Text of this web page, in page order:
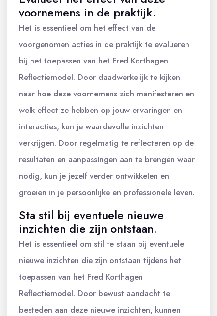
voornemens in de praktijk.
Het is essentieel om het effect van de
voorgenomen acties in de praktijk te evalueren
bij het toepassen van het Fred Korthagen
Reflectiemodel. Door daadwerkelijk te kijken
naar hoe deze voornemens zich manifesteren en
welk effect ze hebben op jouw ervaringen en
interacties, kun je waardevolle inzichten
verkrijgen. Door regelmatig te reflecteren op de
resultaten en aanpassingen aan te brengen waar
nodig, kun je jezelf verder ontwikkelen en
groeien in je persoonlijke en professionele leven.
Sta stil bij eventuele nieuwe
inzichten die zijn ontstaan.
Het is essentieel om stil te staan bij eventuele
nieuwe inzichten die zijn ontstaan tijdens het
toepassen van het Fred Korthagen
Reflectiemodel. Door bewust aandacht te
besteden aan deze nieuwe inzichten, kunnen